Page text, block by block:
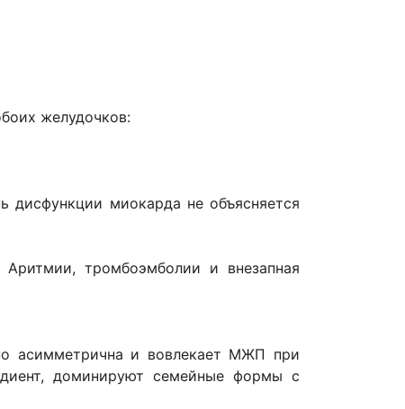
желудочков:
дисфункции миокарда не объясняется
Аритмии, тромбоэмболии и внезапная
асимметрична и вовлекает МЖП при
доминируют семейные формы с